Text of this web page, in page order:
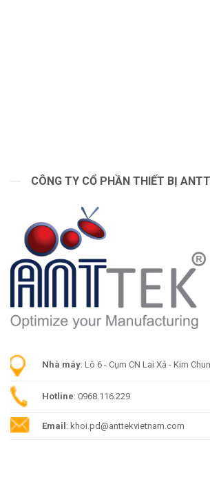
CÔNG TY CỔ PHẦN THIẾT BỊ
Nhà máy: Lô 6 - Cụm CN Lai Xá - Kim
Hotline: 0968.116.229
Email : khoi.pd@anttekvietnam.com